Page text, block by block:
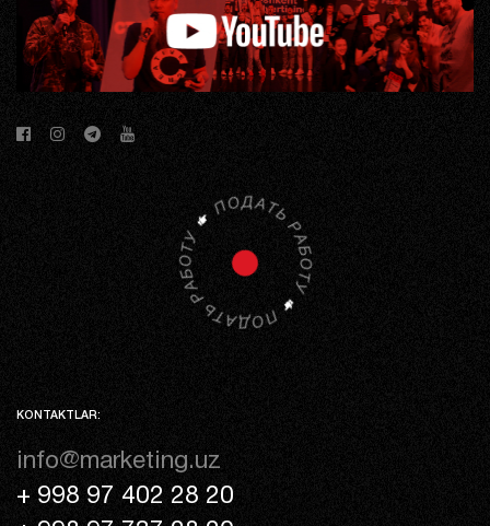
KONTAKTLAR:
info@marketing.uz
+ 998 97 402 28 20